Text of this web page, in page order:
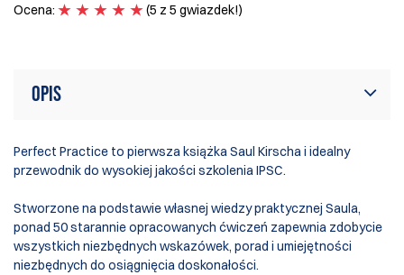
Ocena:
(5 z 5 gwiazdek!)
Opis
Perfect Practice to pierwsza książka Saul Kirscha i idealny
przewodnik do wysokiej jakości szkolenia IPSC.
Stworzone na podstawie własnej wiedzy praktycznej Saula,
ponad 50 starannie opracowanych ćwiczeń zapewnia zdobycie
wszystkich niezbędnych wskazówek, porad i umiejętności
niezbędnych do osiągnięcia doskonałości.